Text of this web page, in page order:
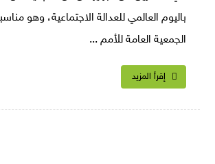
باليوم العالمي للعدالة الاجتماعية، وهو
الجمعية العامة للأمم ...
إقرأ المزيد